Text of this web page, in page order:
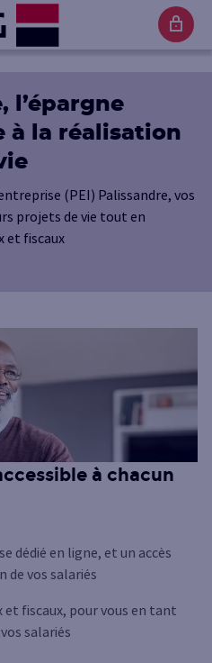
l’épargne
à la réalisation
(PEI) Palissandre, vos
projets de vie tout en
et fiscaux
à chacun
dédié en ligne, et un accès
de vos salariés
et fiscaux, pour vous en tant
salariés